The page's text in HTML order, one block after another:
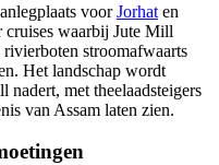
voorJorhat en
cruises waarbij Jute Mill
stroomafwaarts
Het landschap wordt
nadert, met theelaadsteigers
van Assam laten zien.